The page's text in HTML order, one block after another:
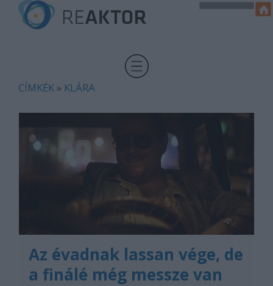
CÍMKÉK » KLÁRA
Az évadnak lassan vége, de
a finálé még messze van